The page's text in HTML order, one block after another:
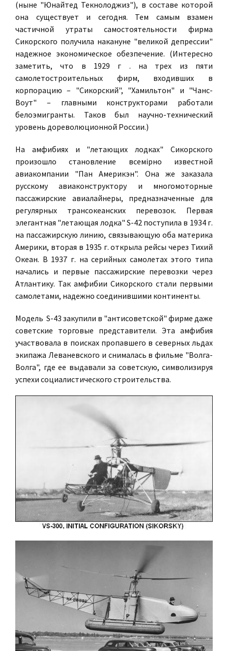
(ныне "Юнайтед Текнолоджиз"), в составе которой
она существует и сегодня. Тем самым взамен
частичной утраты самостоятельности фирма
Сикорского получила накануне "великой депрессии"
надежное экономическое обезпечение. (Интересно
заметить, что в 1929 г . на трех из пяти
самолетостроительных фирм, входивших в
корпорацию – "Сикорский", "Хамильтон" и "Чанс-
Воут" – главными конструкторами работали
белоэмигранты. Таков был научно-технический
уровень дореволюционной России.)
На амфибиях и "летающих лодках" Сикорского
произошло становление всемiрно известной
авиакомпании "Пан Америкэн". Она же заказала
русскому авиаконструктору и многомоторные
пассажирские авиалайнеры, предназначенные для
регулярных трансокеанских перевозок. Первая
элегантная "летающая лодка" S-42 поступила в 1934 г.
на пассажирскую линию, связывающую оба материка
Америки, вторая в 1935 г. открыла рейсы через Тихий
Океан. В 1937 г. на серийных самолетах этого типа
начались и первые пассажирские перевозки через
Атлантику. Так амфибии Сикорского стали первыми
самолетами, надежно соединившими континенты.
Модель S-43 закупили в "антисоветской" фирме даже
советские торговые представители. Эта амфибия
участвовала в поисках пропавшего в северных льдах
экипажа Леваневского и снималась в фильме "Волга-
Волга", где ее выдавали за советскую, символизируя
успехи социалистического строительства.